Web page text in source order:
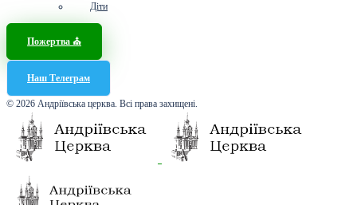
Діти
Пожертва ⛪️
Наш Телеграм
© 2026 Андріївська церква. Всі права захищені.